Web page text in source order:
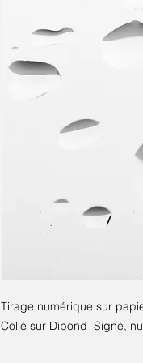
Tirage numérique sur
Collé sur Dibond Signé,